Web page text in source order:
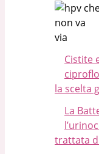
Cistite
la scelta
La
trattata